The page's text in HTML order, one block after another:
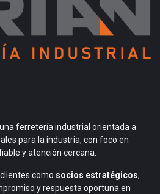
ferretería industrial orientada a
para la industria, con foco en
y atención cercana.
como socios estratégicos,
y respuesta oportuna en